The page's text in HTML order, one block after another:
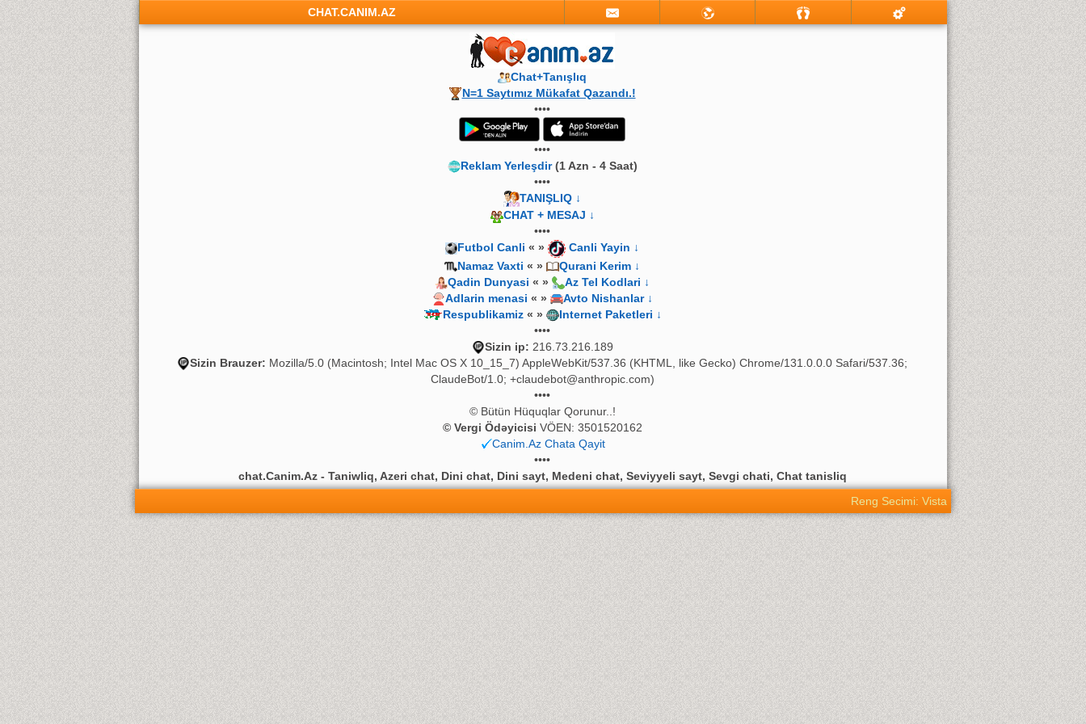
CHAT.CANIM.AZ
Chat+Tanışlıq
N=1 Saytımız Mükafat Qazandı.!
••••
••••
Reklam Yerleşdir(1 Azn - 4 Saat)
••••
TANIŞLIQ ↓
CHAT + MESAJ ↓
••••
Futbol Canli « »
Canli Yayin ↓
Namaz Vaxti « »
Qurani Kerim ↓
Qadin Dunyasi « »
Az Tel Kodlari ↓
Adlarin menasi « »
Avto Nishanlar ↓
Respublikamiz« »
Internet Paketleri ↓
••••
Sizin ip: 216.73.216.189
Sizin Brauzer: Mozilla/5.0 (Macintosh; Intel Mac OS X 10_15_7) AppleWebKit/537.36 (KHTML, like Gecko) Chrome/131.0.0.0 Safari/537.36;
ClaudeBot/1.0; +claudebot@anthropic.com)
••••
© Bütün Hüquqlar Qorunur..!
© Vergi Ödəyicisi VÖEN: 3501520162
Canim.Az Chata Qayit
••••
chat.Canim.Az - Taniwliq, Azeri chat, Dini chat, Dini sayt, Medeni chat, Seviyyeli sayt, Sevgi chati, Chat tanisliq
Reng Secimi: Vista